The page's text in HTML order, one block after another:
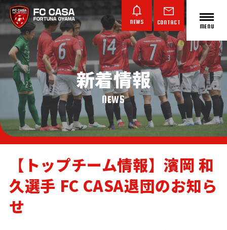
NEWS CONTACT
ABOUT FC CASA
クラブ概要
TOP TEAM
トップチーム
JUNIOR YOUTH
ジュニアユース
JUNIOR
ジュニア
MENU
新着情報
NEWS
【トップチーム情報】濱岡 和
久選手 FC CASA退団のお知ら
せ